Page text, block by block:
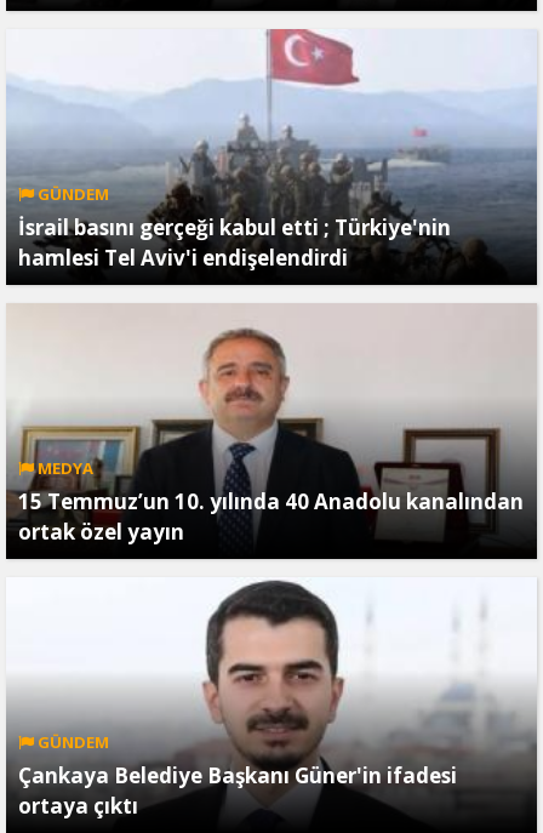
GÜNDEM
İsrail basını gerçeği kabul etti ; Türkiye'nin
hamlesi Tel Aviv'i endişelendirdi
MEDYA
15 Temmuz’un 10. yılında 40 Anadolu kanalından
ortak özel yayın
GÜNDEM
Çankaya Belediye Başkanı Güner'in ifadesi
ortaya çıktı